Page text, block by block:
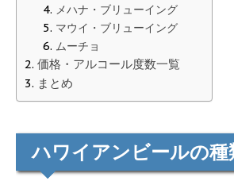
メハナ・ブリューイング
マウイ・ブリューイング
ムーチョ
価格・アルコール度数一覧
まとめ
ハワイアンビールの種